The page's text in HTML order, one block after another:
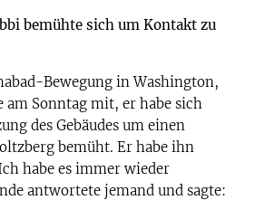
bemühte sich um Kontakt zu
Bewegung in Washington,
am Sonntag mit, er habe sich
des Gebäudes um einen
bemüht. Er habe ihn
habe es immer wieder
antwortete jemand und sagte: